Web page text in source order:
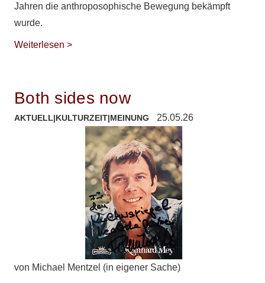
Jahren die anthroposophische Bewegung bekämpft
wurde.
Weiterlesen >
Both sides now
AKTUELL|KULTURZEIT|MEINUNG 25.05.26
von Michael Mentzel (in eigener Sache)